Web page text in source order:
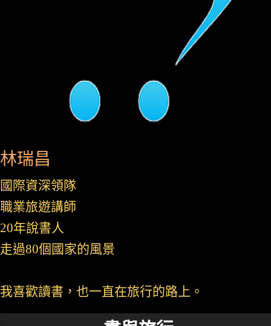
林瑞昌
國際資深領隊
職業旅遊講師
20年說書人
走過80個國家的風景
我喜歡讀書，也一直在旅行的路上。